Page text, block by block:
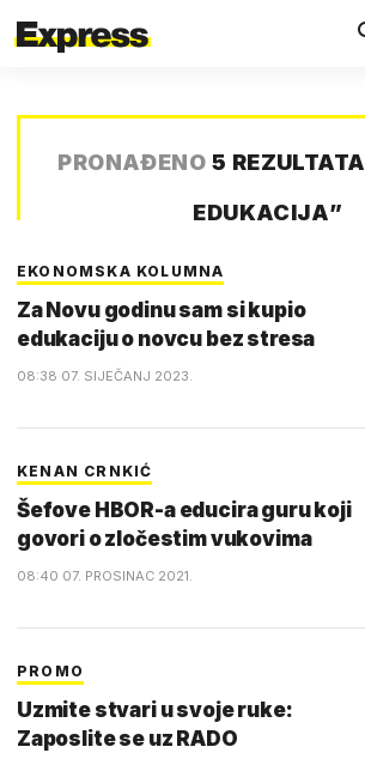
PRONAĐENO 5 REZULTATA
EDUKACIJA”
EKONOMSKA KOLUMNA
Za Novu godinu sam si kupio
edukaciju o novcu bez stresa
08:38 07. SIJEČANJ 2023.
KENAN CRNKIĆ
Šefove HBOR-a educira guru koji
govori o zločestim vukovima
08:40 07. PROSINAC 2021.
PROMO
Uzmite stvari u svoje ruke:
Zaposlite se uz RADO